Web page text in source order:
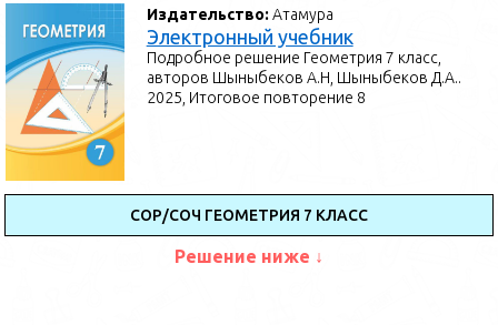
Издательство:Атамура
Электронный учебник
Подробное решение Геометрия 7 класс,
авторов Шыныбеков А.Н, Шыныбеков Д.А..
2025, Итоговое повторение 8
СОР/СОЧ ГЕОМЕТРИЯ 7 КЛАСС
Решение ниже ↓